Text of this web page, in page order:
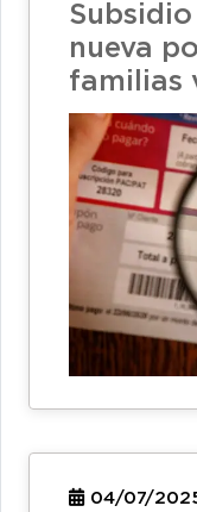
nueva
familias
04/07/